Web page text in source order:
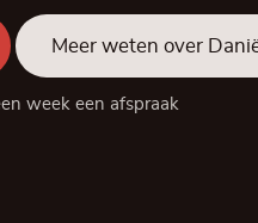
Meer weten over
week een afspraak